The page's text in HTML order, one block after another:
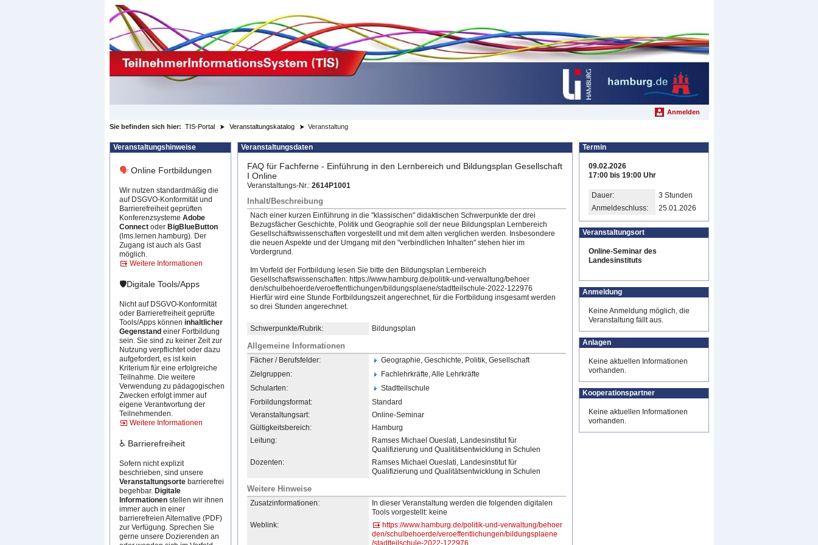
Anmelden
Sie befinden sich hier: TIS-Portal Veranstaltungskatalog Veranstaltung
Veranstaltungshinweise
🗣Online Fortbildungen
Wir nutzen standardmäßig die
auf DSGVO-Konformität und
Barrierefreiheit geprüften
Konferenzsysteme Adobe
Connect oderBigBlueButton
(lms.lernen.hamburg). Der
Zugang ist auch als Gast
möglich.
Weitere Informationen
🛡️Digitale Tools/Apps
Nicht auf DSGVO-Konformität
oder Barrierefreiheit geprüfte
Tools/Apps können inhaltlicher
Gegenstand einer Fortbildung
sein. Sie sind zu keiner Zeit zur
Nutzung verpflichtet oder dazu
aufgefordert, es ist kein
Kriterium für eine erfolgreiche
Teilnahme. Die weitere
Verwendung zu pädagogischen
Zwecken erfolgt immer auf
eigene Verantwortung der
Teilnehmenden.
Weitere Informationen
♿ Barrierefreiheit
Sofern nicht explizit
beschrieben, sind unsere
Veranstaltungsortebarrierefrei
begehbar. Digitale
Informationenstellen wir ihnen
immer auch in einer
barrierefreien Alternative (PDF)
zur Verfügung. Sprechen Sie
gerne unsere Dozierenden an
Veranstaltungsdaten
FAQ für Fachferne - Einführung in den Lernbereich und Bildungsplan Gesellschaft
I Online
Veranstaltungs-Nr.: 2614P1001
Inhalt/Beschreibung
Nach einer kurzen Einführung in die "klassischen" didaktischen Schwerpunkte der drei
Bezugsfächer Geschichte, Politik und Geographie soll der neue Bildungsplan Lernbereich
Gesellschaftswissenschafte​n vorgestellt und mit dem alten verglichen werden. Insbesondere
die neuen Aspekte und der Umgang mit den "verbindlichen Inhalten" stehen hier im
Vordergrund.
Im Vorfeld der Fortbildung lesen Sie bitte den Bildungsplan Lernbereich
Gesellschaftswissenschafte​n: https://www.hamburg.de/pol ​itik-und-verwaltung/behoer​
den/schulbehoerde/veroeffe​ntlichungen/bildungsplaene​/stadtteilschule-2022-1229​76
Hierfür wird eine Stunde Fortbildungszeit angerechnet, für die Fortbildung insgesamt werden
so drei Stunden angerechnet.
Schwerpunkte/Rubrik: Bildungsplan
Allgemeine Informationen
Fächer / Berufsfelder:
Geographie, Geschichte, Politik, Gesellschaft
Zielgruppen:
Fachlehrkräfte, Alle Lehrkräfte
Schularten:
Stadtteilschule
Forbildungsformat:
Standard
Veranstaltungsart:
Online-Seminar
Gültigkeitsbereich:
Hamburg
Leitung:
Ramses Michael Oueslati, Landesinstitut für
Qualifizierung und Qualitätsentwicklung in Schulen
Dozenten:
Ramses Michael Oueslati, Landesinstitut für
Qualifizierung und Qualitätsentwicklung in Schulen
Weitere Hinweise
Zusatzinformationen:
In dieser Veranstaltung werden die folgenden digitalen
Tools vorgestellt: keine
Weblink:
https://www.hamburg.de/pol ​itik-und-verwaltung/behoer​
den/schulbehoerde/veroeffe​ntlichungen/bildungsplaene
/stadtteilschule-2022-1229​76
Termin
09.02.2026
17:00 bis 19:00 Uhr
Dauer:
3 Stunden
Anmeldeschluss:
25.01.2026
Veranstaltungsort
Online-Seminar des
Landesinstituts
Anmeldung
Keine Anmeldung möglich, die
Veranstaltung fällt aus.
Anlagen
Keine aktuellen Informationen
vorhanden.
Kooperationspartner
Keine aktuellen Informationen
vorhanden.